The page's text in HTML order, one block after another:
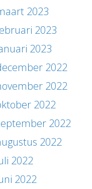
2023
2023
2023
2022
2022
2022
2022
2022
2022
2022